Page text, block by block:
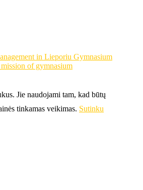
in Lieporiu Gymnasium
of gymnasium
Jie naudojami tam, kad būtų
tinkamas veikimas. Sutinku